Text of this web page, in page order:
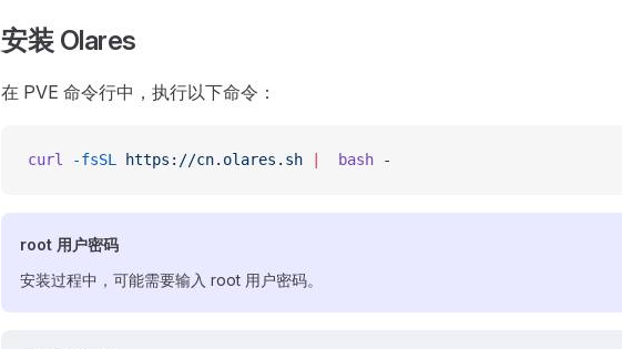
安装 Olares
在 PVE 命令行中，执行以下命令：
curl -fsSL https://cn.olares.sh
  bash
-
root 用户密码
安装过程中，可能需要输入 root 用户密码。